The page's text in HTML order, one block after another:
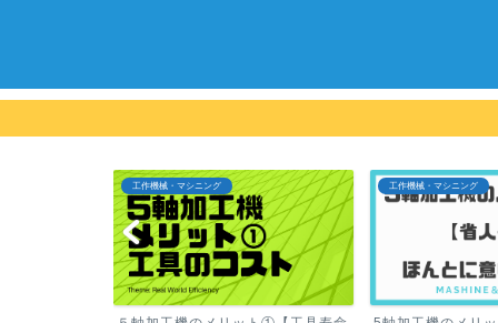
工作機械・マシニング 工作機械・マシニング